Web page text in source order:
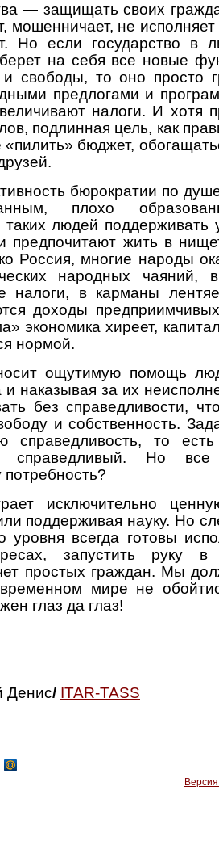
— защищать своих
мошенничает, не исполняет
Но если государство в
на себя все новые
и свободы, то оно просто
предлогами и
налоги. И хотя
подлинная цель, как
бюджет,
бюрократии по
плохо
таких людей поддерживать
жить в
Россия, многие народы
народных чаяний,
налоги, в карманы
доходы
экономика хиреет,
нормой.
ощутимую помощь
и наказывая за их
без справедливости,
и собственность.
справедливость, то
справедливый. Но все
исключительно
поддерживая науку. Но
уровня всегда готовы
запустить руку
простых граждан. Мы
мире не
глаз да глаз!
Денис/ ITAR-TASS